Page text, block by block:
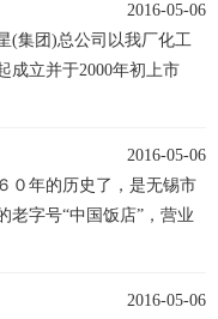
2016-05-06
(集团)总公司以我厂化工
成立并于2000年初上市
2016-05-06
０年的历史了，是无锡市
老字号“中国饭店”，营业
2016-05-06